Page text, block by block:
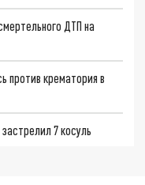
ДТП на
против крематория в
7 косуль